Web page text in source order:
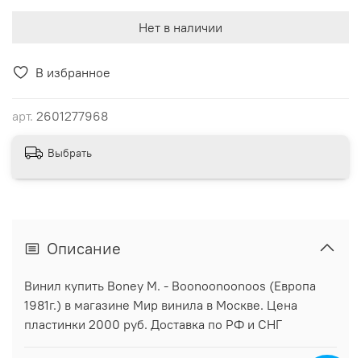
В избранное
арт. 2601277968
Нет в наличии
Выбрать
Описание
Винил купить Boney M. - Boonoonoonoos (Европа
1981г.) в магазине Мир винила в Москве. Цена
пластинки 2000 руб. Доставка по РФ и СНГ